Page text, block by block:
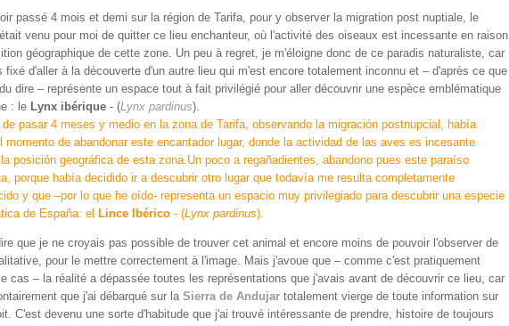
passé 4 mois et demi sur la région de Tarifa, pour y observer la migration post nuptiale, le
venu pour moi de quitter ce lieu enchanteur, où l'activité des oiseaux est incessante en raison
géographique de cette zone. Un peu à regret, je m'éloigne donc de ce paradis naturaliste, car
fixé d'aller à la découverte d'un autre lieu qui m'est encore totalement inconnu et – d'après ce que
dire – représente un espace tout à fait privilégié pour aller découvrir une espèce emblématique
: le Lynx ibérique - (Lynx pardinus).
de pasar 4 meses y medio en la zona de Tarifa, observando la migración postnupcial, había
momento de abandonar este encantador lugar, donde la actividad de las aves es incesante
posición geográfica de esta zona.Un poco a regañadientes, abandono pues este paraíso
porque había decidido ir a descubrir otro lugar que todavía me resulta completamente
y que –por lo que he oído- representa un espacio muy privilegiado para descubrir una especie
de España: el Lince Ibérico - (Lynx pardinus).
que je ne croyais pas possible de trouver cet animal et encore moins de pouvoir l'observer de
pour le mettre correctement à l'image. Mais j'avoue que – comme c'est pratiquement
cas – la réalité a dépassée toutes les représentations que j'avais avant de découvrir ce lieu, car
que j'ai débarqué sur la Sierra de Andujar totalement vierge de toute information sur
C'est devenu une sorte d'habitude que j'ai trouvé intéressante de prendre, histoire de toujours